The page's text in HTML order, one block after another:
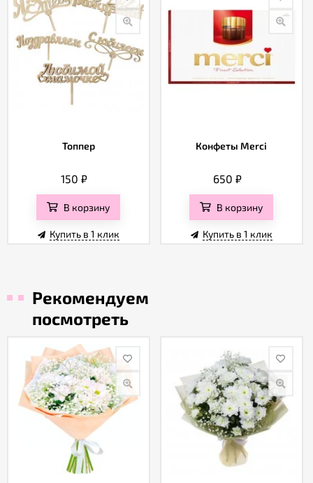
Топпер
150₽
В корзину
Купить в 1 клик
Конфеты Merci
650 ₽
В корзину
Купить в 1 клик
Рекомендуем
посмотреть